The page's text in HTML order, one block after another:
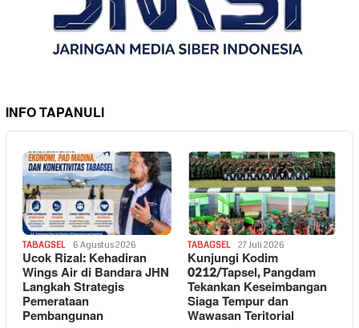
INFO TAPANULI
TABAGSEL 6 Agustus 2026
Ucok Rizal: Kehadiran
Wings Air di Bandara JHN
Langkah Strategis
Pemerataan
Pembangunan
TABAGSEL 27 Juli 2026
Kunjungi Kodim
0212/Tapsel, Pangdam
Tekankan Keseimbangan
Siaga Tempur dan
Wawasan Teritorial